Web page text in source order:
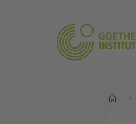
Goethe-